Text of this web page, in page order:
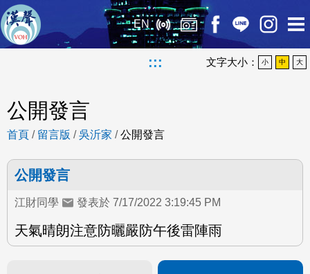
EN
::: 文字大小： 小 中 大
公開發言
首頁 / 留言版 /吳沂家 /公開發言
公開發言
江財同學 發表於 7/17/2022 3:19:45 PM
天氣晴朗注意防曬嚴防午後雷陣雨